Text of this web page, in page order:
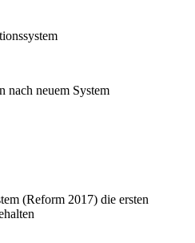
nach neuem System
(Reform 2017) die ersten